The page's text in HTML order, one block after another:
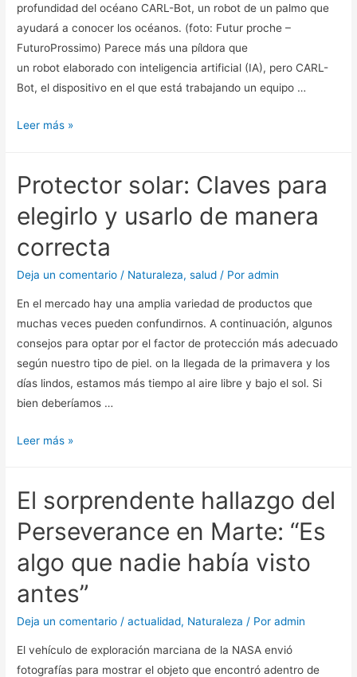
profundidad del océano CARL-Bot, un robot de un palmo que
ayudará a conocer los océanos. (foto: Futur proche –
FuturoProssimo) Parece más una píldora que
un robot elaborado con inteligencia artificial (IA), pero CARL-
Bot, el dispositivo en el que está trabajando un equipo …
Este
por
océanos
y
descubrir
nuevas
especies
marinas
Leer más »
Protector solar: Claves para
elegirlo y usarlo de manera
correcta
Deja un comentario / Naturaleza,salud / Poradmin
En el mercado hay una amplia variedad de productos que
muchas veces pueden confundirnos. A continuación, algunos
consejos para optar por el factor de protección más adecuado
según nuestro tipo de piel. on la llegada de la primavera y los
días lindos, estamos más tiempo al aire libre y bajo el sol. Si
bien deberíamos …
Protector
para
y
usarlo
manera
correcta
Leer más »
El sorprendente hallazgo del
Perseverance en Marte: “Es
algo que nadie había visto
antes”
Deja un comentario /actualidad, Naturaleza / Poradmin
El vehículo de exploración marciana de la NASA envió
fotografías para mostrar el objeto que encontró adentro de